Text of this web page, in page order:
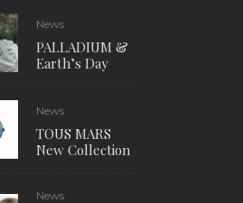
News
PALLADIUM &
Earth’s Day
News
TOUS MARS
New Collection
News